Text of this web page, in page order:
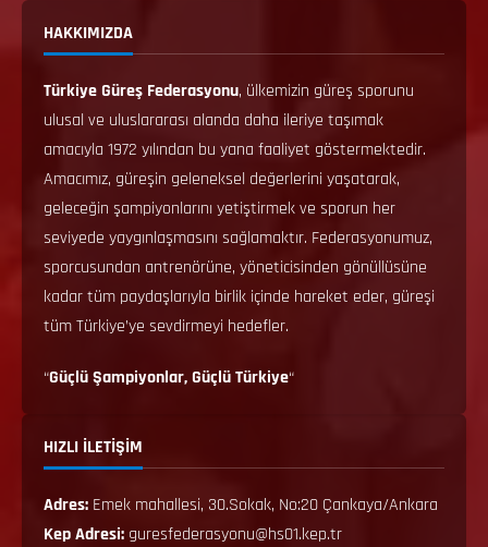
HAKKIMIZDA
Türkiye Güreş Federasyonu, ülkemizin güreş sporunu
ulusal ve uluslararası alanda daha ileriye taşımak
amacıyla 1972 yılından bu yana faaliyet göstermektedir.
Amacımız, güreşin geleneksel değerlerini yaşatarak,
geleceğin şampiyonlarını yetiştirmek ve sporun her
seviyede yaygınlaşmasını sağlamaktır. Federasyonumuz,
sporcusundan antrenörüne, yöneticisinden gönüllüsüne
kadar tüm paydaşlarıyla birlik içinde hareket eder, güreşi
tüm Türkiye’ye sevdirmeyi hedefler.
“Güçlü Şampiyonlar, Güçlü Türkiye“
HIZLI İLETİŞİM
Adres: Emek mahallesi, 30.Sokak, No:20 Çankaya/Ankara
Kep Adresi: guresfederasyonu@hs01.kep.tr